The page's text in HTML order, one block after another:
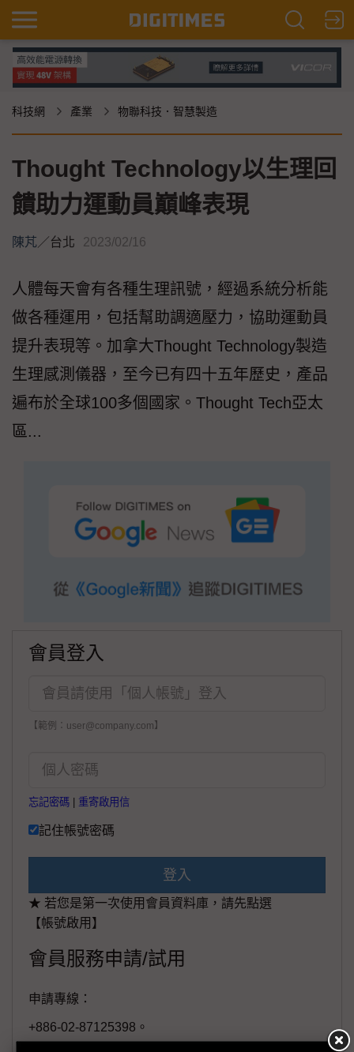
科技網 產業 物聯科技．智慧製造
Thought Technology以生理回
饋助力運動員巔峰表現
陳芃／台北 2023/02/16
人體每天會有各種生理訊號，經過系統分析能
做各種運用，包括幫助調適壓力，協助運動員
提升表現等。加拿大Thought Technology製造
生理感測儀器，至今已有四十五年歷史，產品
遍布於全球100多個國家。Thought Tech亞太
區...
會員登入
【範例：user@company.com】
忘記密碼 重寄啟用信
記住帳號密碼
登入
★ 若您是第一次使用會員資料庫，請先點選
【帳號啟用】
會員服務申請/試用
申請專線：
+886-02-87125398。